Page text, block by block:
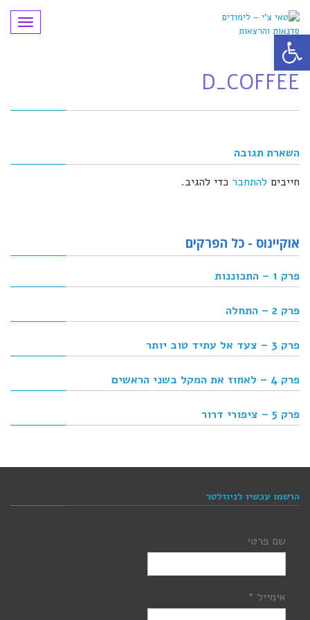
תפריט
D_COFFEE
השארת תגובה
חייבים להתחבר כדי להגיב.
אוקיינוס - כל הפרקים
פרק 1 – התכוננות
פרק 2 – התחלה
פרק 3 – צעד אל עתיד טוב יותר
פרק 4 – לאחוז את המקל בשני הראשים
פרק 5 – ציפורי דרור
הרשמו עכשיו לניוזלטר
שם פרטי
אימייל *
פתח סרגל נגישות